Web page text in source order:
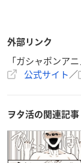
外部リンク
「ガシャポンアニ
公式サイト／
ヲタ活の関連記事